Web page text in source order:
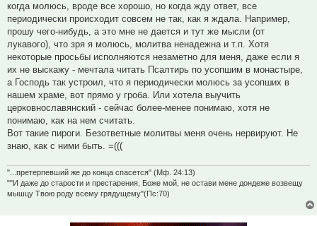
когда молюсь, вроде все хорошо, но когда жду ответ, все
периодически происходит совсем не так, как я ждала. Например,
прошу чего-нибудь, а это мне не дается и тут же мысли (от
лукавого), что зря я молюсь, молитва ненадежна и т.п. Хотя
некоторые просьбы исполняются незаметно для меня, даже если я
их не выскажу - мечтала читать Псалтирь по усопшим в монастыре,
а Господь так устроил, что я периодически молюсь за усопших в
нашем храме, вот прямо у гроба. Или хотела выучить
церковнославянский - сейчас более-менее понимаю, хотя не
понимаю, как на нем считать.
Вот такие пироги. Безответные молитвы меня очень нервируют. Не
знаю, как с ними быть. =(((
"...претерпевший же до конца спасется" (Мф. 24:13)
""И даже до старости и престарения, Боже мой, не остави мене дондеже возвещу
мышцу Твою роду всему грядущему"(Пс:70)